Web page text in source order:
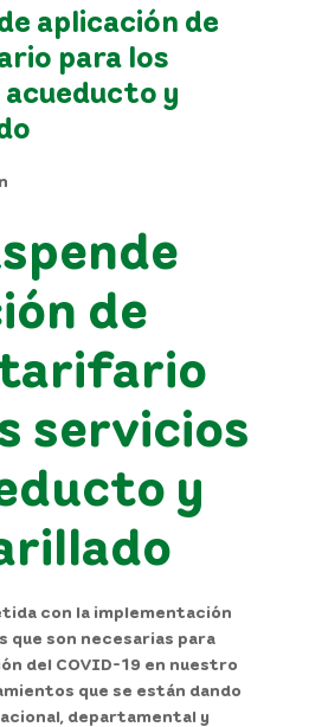
aplicación de
para los
y
de
servicios
y
con la implementación
que son necesarias para
del COVID-19 en nuestro
que se están dando
departamental y